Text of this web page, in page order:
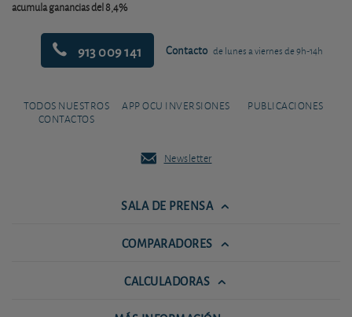
acumula ganancias del 8,4%
913 009 141 Contacto de lunes a viernes de 9h-14h
TODOS NUESTROS
CONTACTOS
APP OCU INVERSIONES PUBLICACIONES
Newsletter
SALA DE PRENSA
COMPARADORES
CALCULADORAS